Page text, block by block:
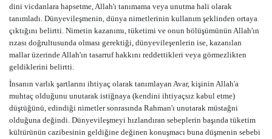
dini vicdanlara hapsetme, Allah'ı tanımama veya unutma hali olarak
tanımladı. Dünyevileşmenin, dünya nimetlerinin kullanım şeklinden ortaya
çıktığını belirtti. Nimetin kazanımı, tüketimi ve onun bölüşümünün Allah'ın
rızası doğrultusunda olması gerektiği, dünyevileşenlerin ise, kazanılan
mallar üzerinde Allah'ın tasarruf hakkını reddettikleri veya görmezlikten
geldiklerini belirtti.
İnsanın varlık şartlarını ihtiyaç olarak tanımlayan Avar, kişinin Allah'a
muhtaç olduğunu unutarak istiğnaya (kendini ihtiyaçsız kabul etme)
düştüğünü, edindiği nimetler sonrasında Rahman'ı unutarak müstağni
olduğuna değindi. Dünyevileşmeyi hızlandıran sebeplerin başında tüketim
kültürünün cazibesinin geldiğine değinen konuşmacı buna düşmenin sebebi